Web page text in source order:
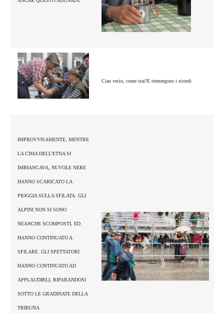
Ciao vecio, come stai?E riemergono i ricordi
IMPROVVISAMENTE, MENTRE
LA CIMA DELL’ETNA SI
IMBIANCAVA, NUVOLE NERE
HANNO SCARICATO LA
PIOGGIA SULLA SFILATA. GLI
ALPINI NON SI SONO
NEANCHE SCOMPOSTI, ED
HANNO CONTINUATO A
SFILARE. GLI SPETTATORI
HANNO CONTINUATO AD
APPLAUDIRLI, RIPARANDOSI
SOTTO LE GRADINATE DELLA
TRIBUNA